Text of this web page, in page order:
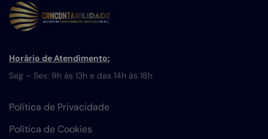
Horário de Atendimento:
Seg – Sex: 9h às 13h e das 14h às 18h
Política de Privacidade
Política de Cookies